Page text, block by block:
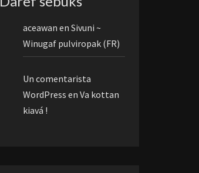
aceawan en Sivuni ~
Winugaf pulviropak (FR)
Un comentarista
WordPress en Va kottan
kiavá !